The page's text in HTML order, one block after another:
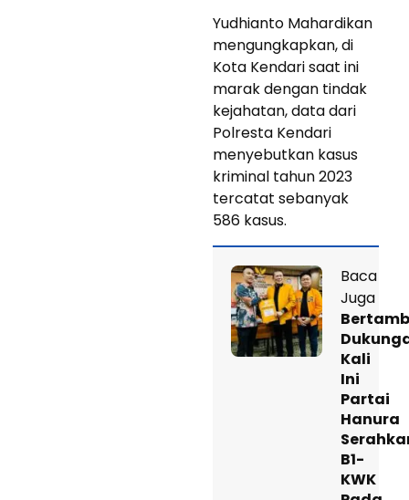
Yudhianto Mahardikan
mengungkapkan, di
Kota Kendari saat ini
marak dengan tindak
kejahatan, data dari
Polresta Kendari
menyebutkan kasus
kriminal tahun 2023
tercatat sebanyak
586 kasus.
Baca
Juga
Kali
Ini
Partai
Hanura
B1-
KWK